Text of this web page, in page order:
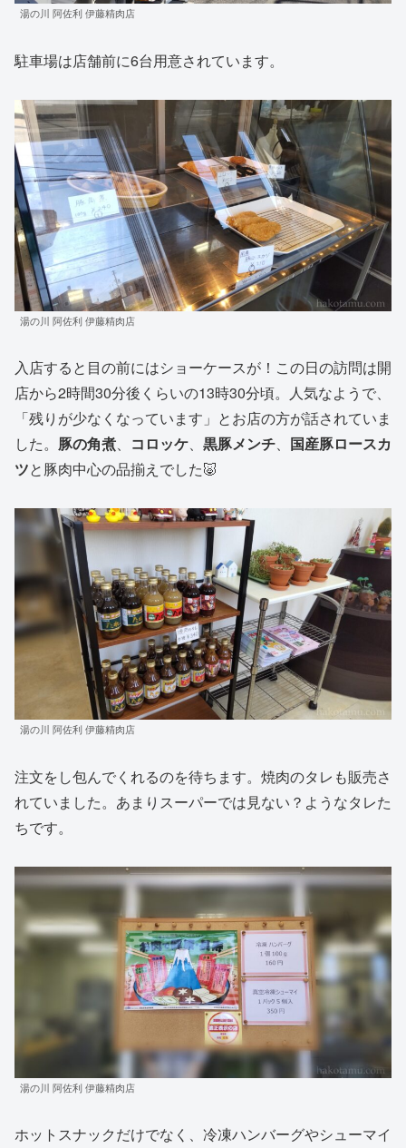
湯の川 阿佐利 伊藤精肉店
駐車場は店舗前に6台用意されています。
湯の川 阿佐利 伊藤精肉店
入店すると目の前にはショーケースが！この日の訪問は開
店から2時間30分後くらいの13時30分頃。人気なようで、
「残りが少なくなっています」とお店の方が話されていま
した。 豚の角煮、 コロッケ、 黒豚メンチ、 国産豚ロースカ
ツと豚肉中心の品揃えでした🐷
湯の川 阿佐利 伊藤精肉店
注文をし包んでくれるのを待ちます。焼肉のタレも販売さ
れていました。あまりスーパーでは見ない？ようなタレた
ちです。
湯の川 阿佐利 伊藤精肉店
ホットスナックだけでなく、冷凍ハンバーグやシューマイ